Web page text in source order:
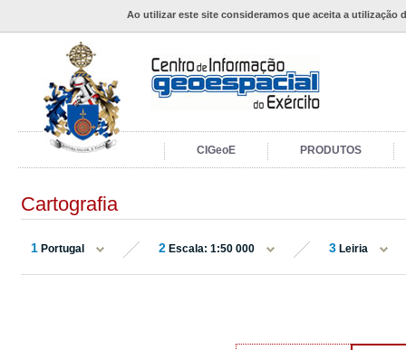
Ao utilizar este site consideramos que aceita a utilização
CIGeoE PRODUTOS
Cartografia
1 Portugal 2 Escala: 1:50 000 3 Leiria